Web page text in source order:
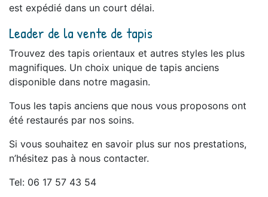
est expédié dans un court délai.
Leader de la vente de tapis
Trouvez des tapis orientaux et autres styles les plus
magnifiques. Un choix unique de tapis anciens
disponible dans notre magasin.
Tous les tapis anciens que nous vous proposons ont
été restaurés par nos soins.
Si vous souhaitez en savoir plus sur nos prestations,
n’hésitez pas à nous contacter.
Tel: 06 17 57 43 54